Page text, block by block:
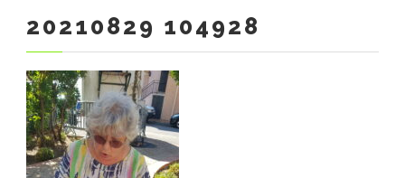
20210829 104928